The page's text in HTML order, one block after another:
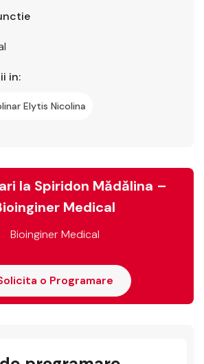
in:
Elytis Nicolina
la Spiridon Mădălina –
Medical
Bioinginer Medical
o Programare